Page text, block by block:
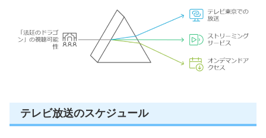
テレビ放送のスケジュール